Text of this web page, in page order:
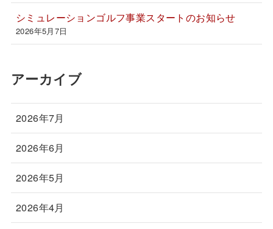
シミュレーションゴルフ事業スタートのお知らせ
2026年5月7日
アーカイブ
2026年7月
2026年6月
2026年5月
2026年4月